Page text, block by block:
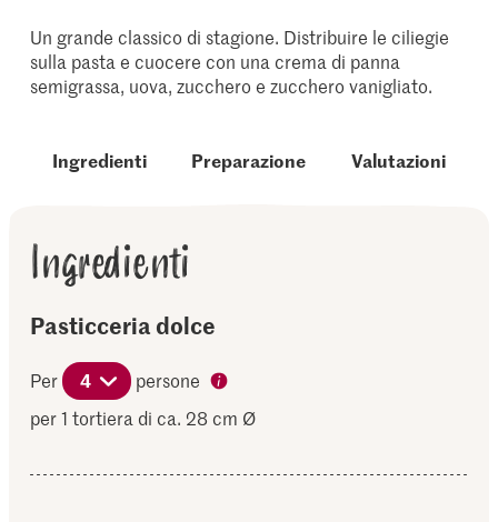
Un grande classico di stagione. Distribuire le ciliegie
sulla pasta e cuocere con una crema di panna
semigrassa, uova, zucchero e zucchero vanigliato.
Ingredienti Preparazione Valutazioni
Ingredienti
Pasticceria dolce
Per 4
persone
per 1 tortiera di ca. 28 cm Ø